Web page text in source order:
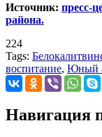
Источник: пресс-
района.
224
Tags:
воспитание, Юный
Навигация